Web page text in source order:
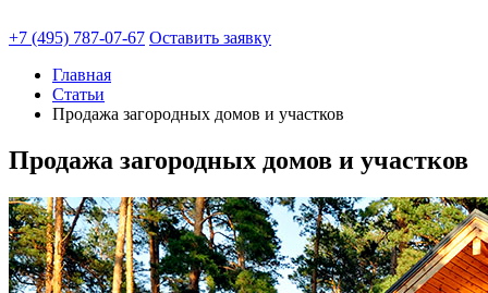
+7 (495) 787-07-67 Оставить заявку
Главная
Статьи
Продажа загородных домов и участков
Продажа загородных домов и участков